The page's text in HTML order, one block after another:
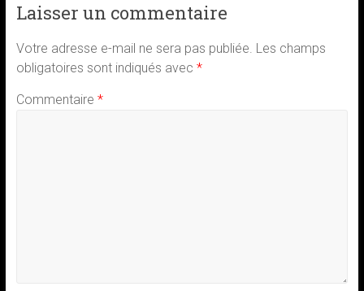
Laisser un commentaire
Votre adresse e-mail ne sera pas publiée. Les champs
obligatoires sont indiqués avec *
Commentaire *